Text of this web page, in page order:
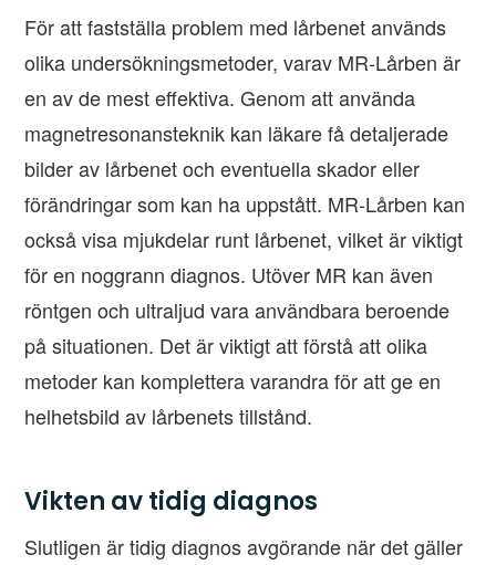
För att fastställa problem med lårbenet används
olika undersökningsmetoder, varav MR-Lårben är
en av de mest effektiva. Genom att använda
magnetresonansteknik kan läkare få detaljerade
bilder av lårbenet och eventuella skador eller
förändringar som kan ha uppstått. MR-Lårben kan
också visa mjukdelar runt lårbenet, vilket är viktigt
för en noggrann diagnos. Utöver MR kan även
röntgen och ultraljud vara användbara beroende
på situationen. Det är viktigt att förstå att olika
metoder kan komplettera varandra för att ge en
helhetsbild av lårbenets tillstånd.
Vikten av tidig diagnos
Slutligen är tidig diagnos avgörande när det gäller